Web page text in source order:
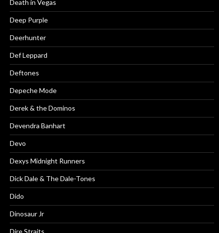
Death in Vegas
Deep Purple
Deerhunter
Def Leppard
Deftones
Depeche Mode
Derek & the Dominos
Devendra Banhart
Devo
Dexys Midnight Runners
Dick Dale & The Dale-Tones
Dido
Dinosaur Jr